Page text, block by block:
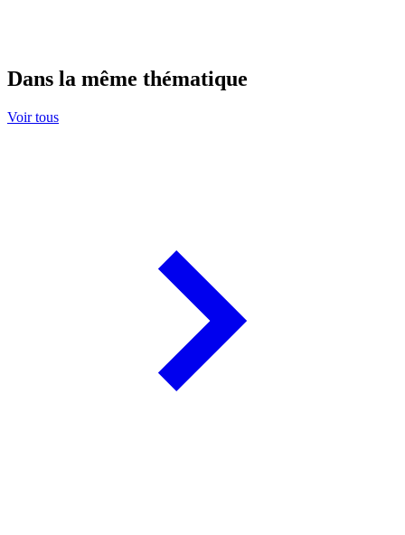
Dans la même thématique
Voir tous